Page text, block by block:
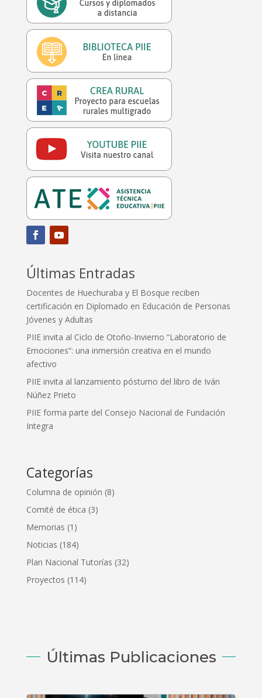
Últimas Entradas
Docentes de Huechuraba y El Bosque reciben
certificación en Diplomado en Educación de Personas
Jóvenes y Adultas
PIIE invita al Ciclo de Otoño-Invierno “Laboratorio de
Emociones”: una inmersión creativa en el mundo
afectivo
PIIE invita al lanzamiento póstumo del libro de Iván
Núñez Prieto
PIIE forma parte del Consejo Nacional de Fundación
Integra
Categorías
Columna de opinión (8)
Comité de ética (3)
Memorias (1)
Noticias (184)
Plan Nacional Tutorías (32)
Proyectos (114)
Últimas Publicaciones